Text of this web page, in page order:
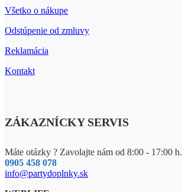
Všetko o nákupe
Odstúpenie od zmluvy
Reklamácia
Kontakt
ZÁKAZNÍCKY SERVIS
Máte otázky ? Zavolajte nám od 8:00 - 17:00 h.
0905 458 078
info@partydoplnky.sk